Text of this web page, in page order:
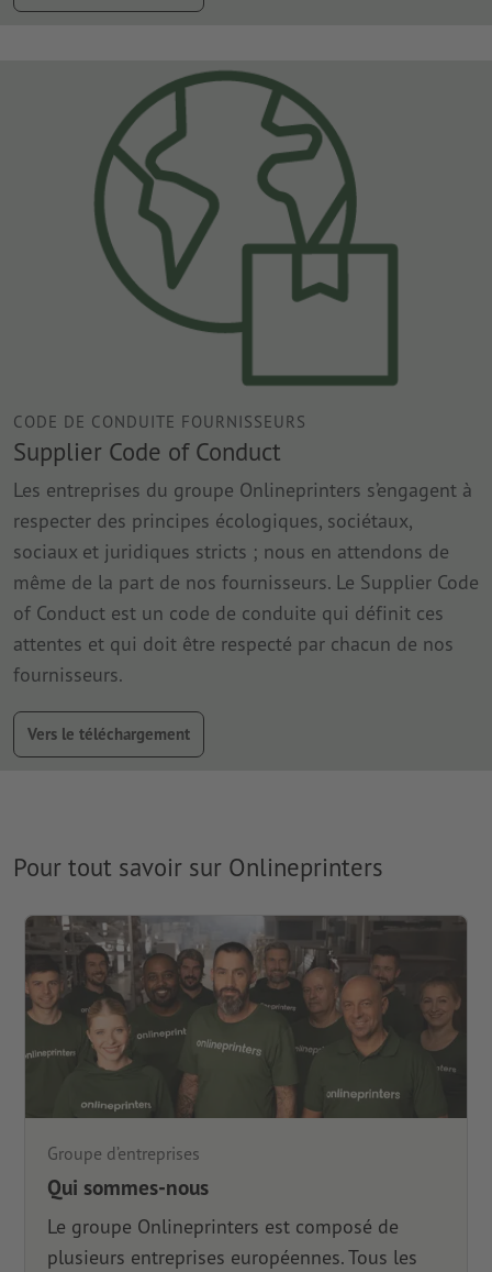
CODE DE CONDUITE FOURNISSEURS
Supplier Code of Conduct
Les entreprises du groupe Onlineprinters s’engagent à
respecter des principes écologiques, sociétaux,
sociaux et juridiques stricts ; nous en attendons de
même de la part de nos fournisseurs. Le Supplier Code
of Conduct est un code de conduite qui définit ces
attentes et qui doit être respecté par chacun de nos
fournisseurs.
Vers le téléchargement
Pour tout savoir sur Onlineprinters
Groupe d’entreprises
Qui sommes-nous
Le groupe Onlineprinters est composé de
plusieurs entreprises européennes. Tous les